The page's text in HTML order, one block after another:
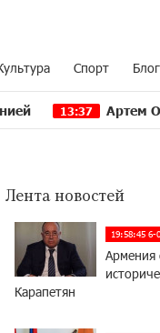
Спорт Блог
Артем Оганов
Лента новостей
19:58:45 6-
Армения
Карапетян